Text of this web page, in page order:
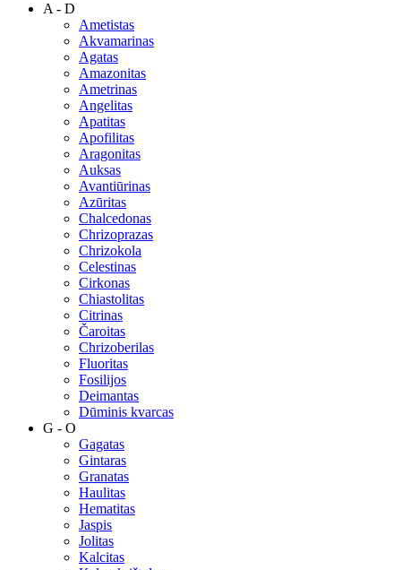
A - D
Ametistas
Akvamarinas
Agatas
Amazonitas
Ametrinas
Angelitas
Apatitas
Apofilitas
Aragonitas
Auksas
Avantiūrinas
Azūritas
Chalcedonas
Chrizoprazas
Chrizokola
Celestinas
Cirkonas
Chiastolitas
Citrinas
Čaroitas
Chrizoberilas
Fluoritas
Fosilijos
Deimantas
Dūminis kvarcas
G - O
Gagatas
Gintaras
Granatas
Haulitas
Hematitas
Jaspis
Jolitas
Kalcitas